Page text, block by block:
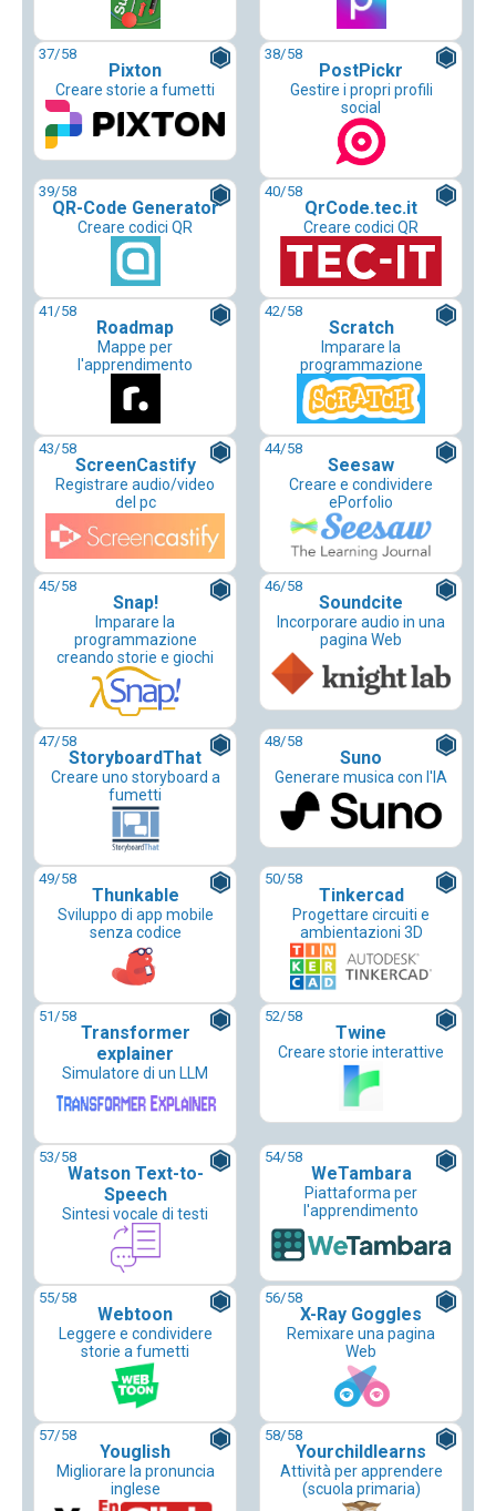
37/58
Pixton
Creare storie a fumetti
38/58
PostPickr
Gestire i propri profili
social
39/58
QR-Code Generator
Creare codici QR
40/58
QrCode.tec.it
Creare codici QR
41/58
Roadmap
Mappe per
l'apprendimento
42/58
Scratch
Imparare la
programmazione
43/58
ScreenCastify
Registrare audio/video
del pc
44/58
Seesaw
Creare e condividere
ePorfolio
45/58
Snap!
Imparare la
programmazione
creando storie e giochi
46/58
Soundcite
Incorporare audio in una
pagina Web
47/58
StoryboardThat
Creare uno storyboard a
fumetti
48/58
Suno
Generare musica con l'IA
49/58
Thunkable
Sviluppo di app mobile
senza codice
50/58
Tinkercad
Progettare circuiti e
ambientazioni 3D
51/58
Transformer
explainer
Simulatore di un LLM
52/58
Twine
Creare storie interattive
53/58
Watson Text-to-
Speech
Sintesi vocale di testi
54/58
WeTambara
Piattaforma per
l'apprendimento
55/58
Webtoon
Leggere e condividere
storie a fumetti
56/58
X-Ray Goggles
Remixare una pagina
Web
57/58
Youglish
Migliorare la pronuncia
inglese
58/58
Yourchildlearns
Attività per apprendere
(scuola primaria)